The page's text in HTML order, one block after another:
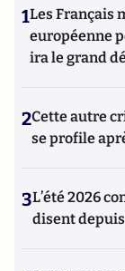
1Les Français
européenne
ira le grand
2Cette autre
se profile
3L’été 2026
disent